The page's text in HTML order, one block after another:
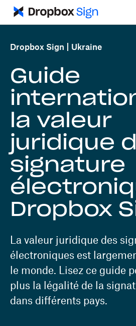
Dropbox Sign Ukraine
Guide
la valeur
juridique
signature
Dropbox
La valeur juridique des
électroniques est
le monde. Lisez ce guide
plus la légalité de la
dans différents pays.